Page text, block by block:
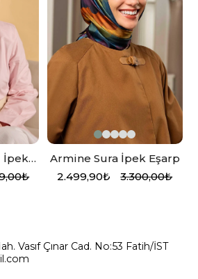
İpek
Armine Sura İpek Eşarp
2.499,90₺
3.300,00₺
Vasıf Çınar Cad. No:53 Fatih/İST